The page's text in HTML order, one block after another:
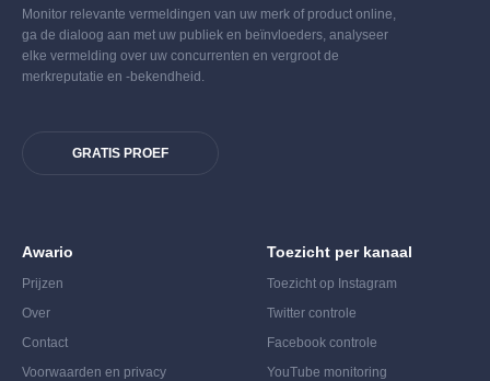
Monitor relevante vermeldingen van uw merk of product online,
ga de dialoog aan met uw publiek en beïnvloeders, analyseer
elke vermelding over uw concurrenten en vergroot de
merkreputatie en -bekendheid.
GRATIS PROEF
Awario
Prijzen
Over
Contact
Voorwaarden en privacy
Toezicht per kanaal
Toezicht op Instagram
Twitter controle
Facebook controle
YouTube monitoring